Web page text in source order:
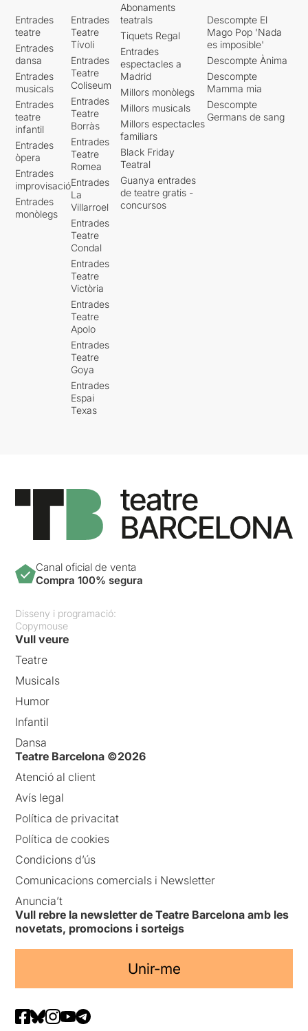
Entrades
teatre
Entrades
dansa
Entrades
musicals
Entrades
teatre
infantil
Entrades
òpera
Entrades
improvisació
Entrades
monòlegs
Entrades
Teatre
Tívoli
Entrades
Teatre
Coliseum
Entrades
Teatre
Borràs
Entrades
Teatre
Romea
Entrades
La
Villarroel
Entrades
Teatre
Condal
Entrades
Teatre
Victòria
Entrades
Teatre
Apolo
Entrades
Teatre
Goya
Entrades
Espai
Texas
Abonaments
teatrals
Tiquets Regal
Entrades
espectacles a
Madrid
Millors monòlegs
Millors musicals
Millors espectacles
familiars
Black Friday
Teatral
Guanya entrades
de teatre gratis -
concursos
Descompte El
Mago Pop 'Nada
es imposible'
Descompte Ànima
Descompte
Mamma mia
Descompte
Germans de sang
Canal oficial de venta
Compra 100% segura
Disseny i programació:
Copymouse
Vull veure
Teatre
Musicals
Humor
Infantil
Dansa
Teatre Barcelona ©2026
Atenció al client
Avís legal
Política de privacitat
Política de cookies
Condicions d’ús
Comunicacions comercials i Newsletter
Anuncia’t
Vull rebre la newsletter de Teatre Barcelona amb les
novetats, promocions i sorteigs
Unir-me